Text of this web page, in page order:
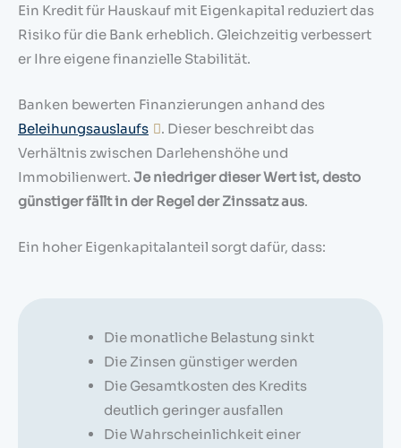
Ein Kredit für Hauskauf mit Eigenkapital reduziert das
Risiko für die Bank erheblich. Gleichzeitig verbessert
er Ihre eigene finanzielle Stabilität.
Banken bewerten Finanzierungen anhand des
Beleihungsauslaufs
. Dieser beschreibt das
Verhältnis zwischen Darlehenshöhe und
Immobilienwert. Je niedriger dieser Wert ist, desto
günstiger fällt in der Regel der Zinssatz aus.
Ein hoher Eigenkapitalanteil sorgt dafür, dass:
Die monatliche Belastung sinkt
Die Zinsen günstiger werden
Die Gesamtkosten des Kredits
deutlich geringer ausfallen
Die Wahrscheinlichkeit einer